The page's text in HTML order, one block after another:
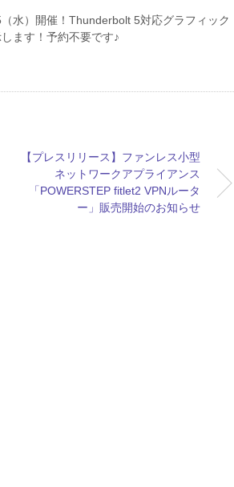
水）開催！Thunderbolt 5対応グラフィック
ます！予約不要です♪
【プレスリリース】ファンレス小型
ネットワークアプライアンス
「POWERSTEP fitlet2 VPNルータ
ー」販売開始のお知らせ